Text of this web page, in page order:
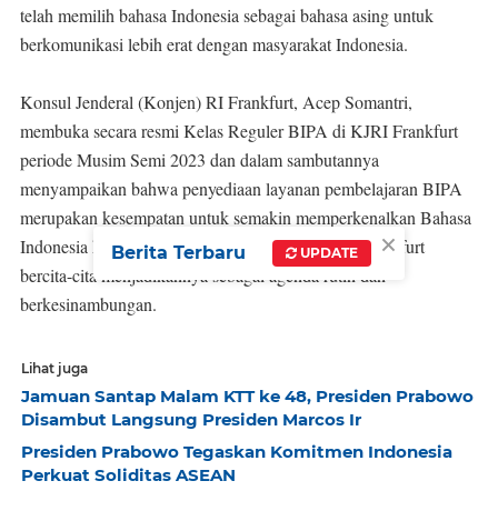
telah memilih bahasa Indonesia sebagai bahasa asing untuk
berkomunikasi lebih erat dengan masyarakat Indonesia.
Konsul Jenderal (Konjen) RI Frankfurt, Acep Somantri,
membuka secara resmi Kelas Reguler BIPA di KJRI Frankfurt
periode Musim Semi 2023 dan dalam sambutannya
menyampaikan bahwa penyediaan layanan pembelajaran BIPA
merupakan kesempatan untuk semakin memperkenalkan Bahasa
Indonesia kepada warga negara asing dan KJRI Frankfurt
bercita-cita menjadikannya sebagai agenda rutin dan
berkesinambungan.
Lihat juga
Jamuan Santap Malam KTT ke 48, Presiden Prabowo
Disambut Langsung Presiden Marcos Ir
Presiden Prabowo Tegaskan Komitmen Indonesia
Perkuat Soliditas ASEAN
×
Berita Terbaru UPDATE